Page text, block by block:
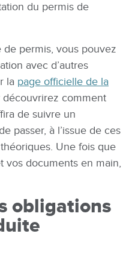
du permis de
de permis, vous pouvez
avec d’autres
la page officielle de la
découvrirez comment
de suivre un
passer, à l’issue de ces
Une fois que
vos documents en main,
obligations